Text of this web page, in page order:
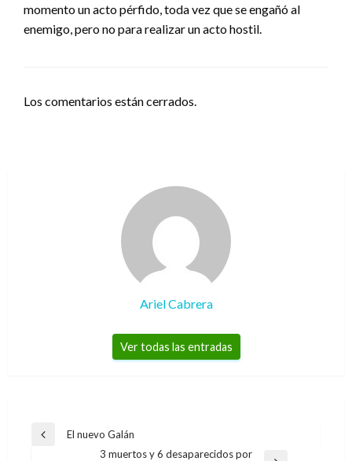
momento un acto pérfido, toda vez que se engañó al
enemigo, pero no para realizar un acto hostil.
Los comentarios están cerrados.
Ariel Cabrera
Ver todas las entradas
Navegación
Entrada
El nuevo Galán
3 muertos y 6 desaparecidos por